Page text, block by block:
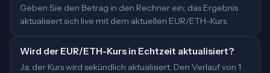
Geben Sie den Betrag in den Rechner ein; das Ergebnis
aktualisiert sich live mit dem aktuellen EUR/ETH-Kurs.
Wird der EUR/ETH-Kurs in Echtzeit aktualisiert?
Ja, der Kurs wird sekündlich aktualisiert. Den Verlauf von 1